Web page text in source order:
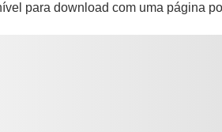
para download com uma página